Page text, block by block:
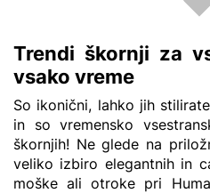
Trendi škornji za
vsako vreme
So ikonični, lahko jih
in so vremensko
škornjih! Ne glede na
veliko izbiro elegantnih in
moške ali otroke pri